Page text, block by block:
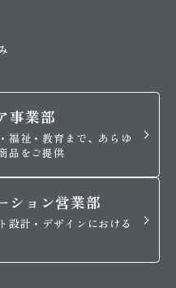
事業部
福祉・教育まで、あらゆ
品をご提供
ション営業部
設計・デザインにおける